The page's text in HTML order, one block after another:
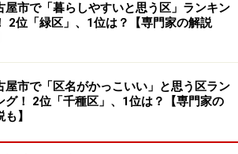
屋市で「暮らしやすいと思う区」ランキン
2位「緑区」、1位は？【専門家の解説
屋市で「区名がかっこいい」と思う区ラン
グ！ 2位「千種区」、1位は？【専門家の
】